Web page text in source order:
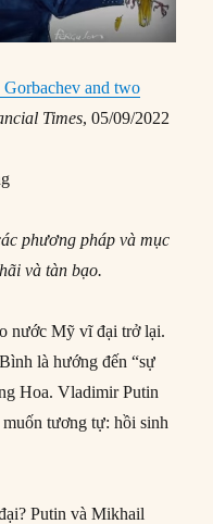
Gorbachev and two
Times, 05/09/2022
phương pháp và mục
và tàn bạo.
nước Mỹ vĩ đại trở lại.
là hướng đến “sự
Hoa. Vladimir Putin
tương tự: hồi sinh
Putin và Mikhail